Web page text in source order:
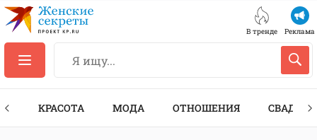
В тренде Реклама
КРАСОТА МОДА ОТНОШЕНИЯ СВАДЬБА